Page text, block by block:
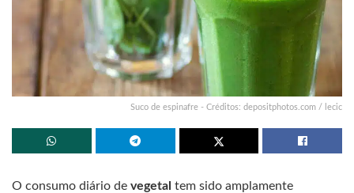
Suco de espinafre - Créditos: depositphotos.com / lecic
O consumo diário de vegetal tem sido amplamente